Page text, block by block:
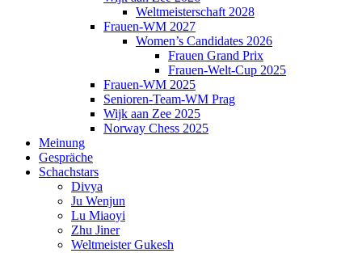
Weltmeisterschaft 2028
Frauen-WM 2027
Women’s Candidates 2026
Frauen Grand Prix
Frauen-Welt-Cup 2025
Frauen-WM 2025
Senioren-Team-WM Prag
Wijk aan Zee 2025
Norway Chess 2025
Meinung
Gespräche
Schachstars
Divya
Ju Wenjun
Lu Miaoyi
Zhu Jiner
Weltmeister Gukesh